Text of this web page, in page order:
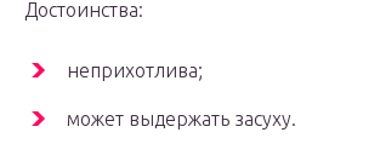
Достоинства:
неприхотлива;
может выдержать засуху.